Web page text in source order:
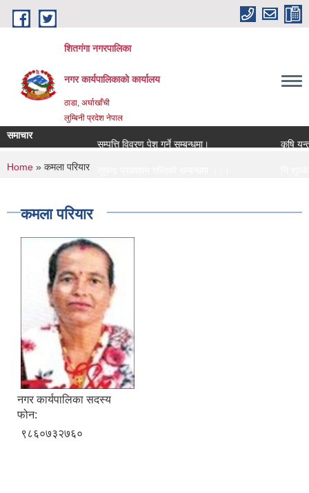
Skip to main content
शितगंगा नगरपालिका
नगर कार्यपालिकाकाे कार्यालय
ठाडा, अर्घाखाँची
लुम्बिनी प्रदेश नेपाल
समाचार
सम्पत्ति विवरण पेश गर्ने सम्बन्धमा।
कृषि
सूचना प्रकाशन गरिएको सम्बन्धमा ।।।
You are here
Home » कमला परियार
कमला परियार
नगर कार्यपालिका सदस्य
फोन:
९८६०७३२७६०